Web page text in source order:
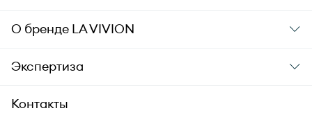
Уход за украшениями
Аксессуары
Заказ и оплата
Гарантия подлинности
Комплект документов
О бренде LA VIVION
О компании
Экспертиза
Академия LA VIVION
Контакты